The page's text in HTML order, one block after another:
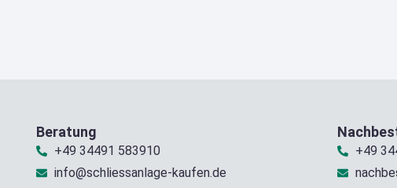
Beratung
+49 34491 583910
info@schliessanlage-kaufen.de
+49